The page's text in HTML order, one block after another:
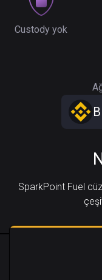
Custody yok
SparkPoint Fuel